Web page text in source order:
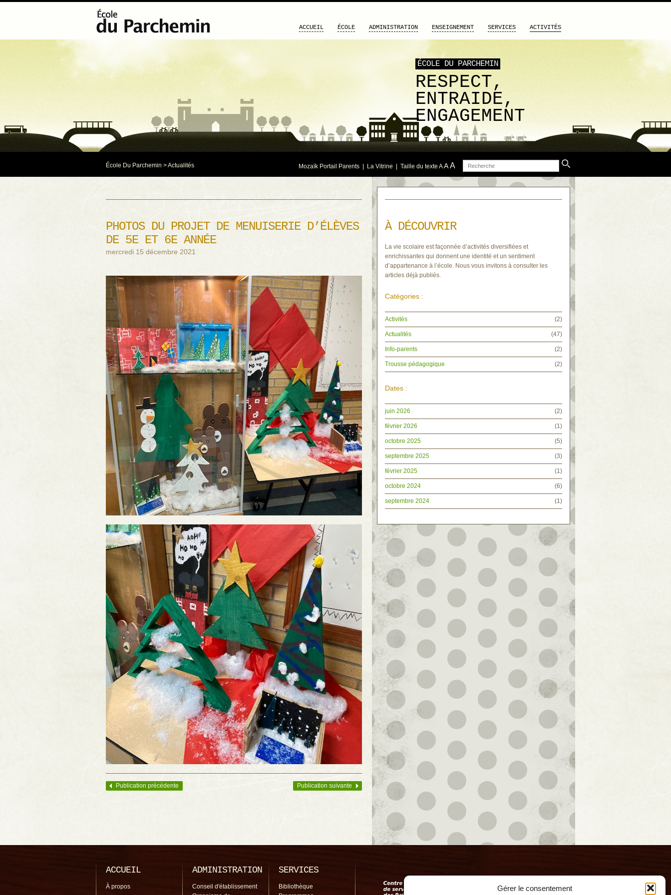
Gérer le consentement
ÉCOLE DU PARCHEMIN
RESPECT,
ENTRAIDE,
ENGAGEMENT
ACCUEIL ÉCOLE ADMINISTRATION ENSEIGNEMENT SERVICES ACTIVITÉS
École Du Parchemin >Actualités Mozaïk Portail Parents La Vitrine | Taille du texte A AA Recherche
PHOTOS DU PROJET DE MENUISERIE D’ÉLÈVES
DE 5E ET 6E ANNÉE
mercredi 15 décembre 2021
Navigation des articles
Publication précédente Publication suivante
À DÉCOUVRIR
La vie scolaire est façonnée d’activités diversifiées et
enrichissantes qui donnent une identité et un sentiment
d’appartenance à l’école. Nous vous invitons à consulter les
articles déjà publiés.
Catégories :
Activités (2)
Actualités (47)
Info-parents (2)
Trousse pédagogique (2)
Dates :
juin 2026 (2)
février 2026 (1)
octobre 2025 (5)
septembre 2025 (3)
février 2025 (1)
octobre 2024 (6)
septembre 2024 (1)
ACCUEIL
À propos
ADMINISTRATION
Conseil d'établissement
SERVICES
Bibliothèque